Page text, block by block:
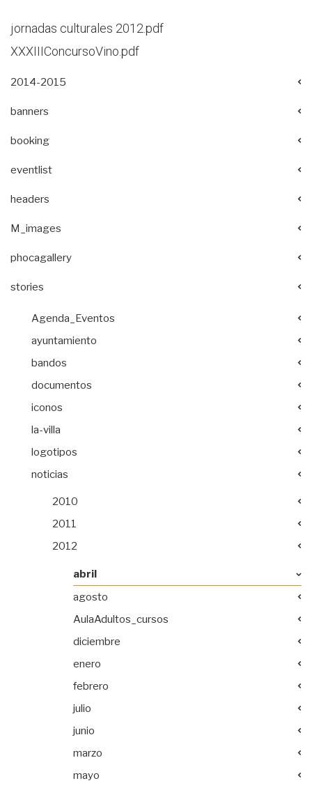
jornadas culturales 2012.pdf
XXXIIIConcursoVino.pdf
2014-2015
banners
booking
eventlist
headers
M_images
phocagallery
stories
Agenda_Eventos
ayuntamiento
bandos
documentos
iconos
la-villa
logotipos
noticias
2010
2011
2012
abril
agosto
AulaAdultos_cursos
diciembre
enero
febrero
julio
junio
marzo
mayo